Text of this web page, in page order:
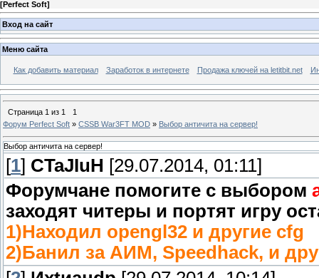
[Perfect Soft]
Вход на сайт
Меню сайта
Как добавить материал Заработок в интернете Продажа ключей на letitbit.net
Страница 1 из 1
1
Форум Perfect Soft » CSSB War3FT MOD » Выбор античита на сервер!
Выбор античита на сервер!
[1] CTaJIuH [29.07.2014, 01:11]
Форумчане помогите с выбором
заходят читеры и портят игру
1)Находил opengl32 и другие cfg
2)Банил за АИМ, Speedhack, и